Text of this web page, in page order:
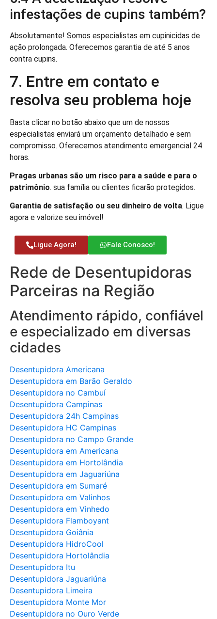
infestações de cupins também?
Absolutamente! Somos especialistas em cupinicidas de
ação prolongada. Oferecemos garantia de até 5 anos
contra cupins.
7. Entre em contato e
resolva seu problema hoje
Basta clicar no botão abaixo que um de nossos
especialistas enviará um orçamento detalhado e sem
compromisso. Oferecemos atendimento emergencial 24
horas.
Pragas urbanas são um risco para a saúde e para o
patrimônio. sua família ou clientes ficarão protegidos.
Garantia de satisfação ou seu dinheiro de volta. Ligue
agora e valorize seu imóvel!
Ligue Agora! Fale Conosco!
Rede de Desentupidoras
Parceiras na Região
Atendimento rápido, confiável
e especializado em diversas
cidades
Desentupidora Americana
Desentupidora em Barão Geraldo
Desentupidora no Cambuí
Desentupidora Campinas
Desentupidora 24h Campinas
Desentupidora HC Campinas
Desentupidora no Campo Grande
Desentupidora em Americana
Desentupidora em Hortolândia
Desentupidora em Jaguariúna
Desentupidora em Sumaré
Desentupidora em Valinhos
Desentupidora em Vinhedo
Desentupidora Flamboyant
Desentupidora Goiânia
Desentupidora HidroCool
Desentupidora Hortolândia
Desentupidora Itu
Desentupidora Jaguariúna
Desentupidora Limeira
Desentupidora Monte Mor
Desentupidora no Ouro Verde